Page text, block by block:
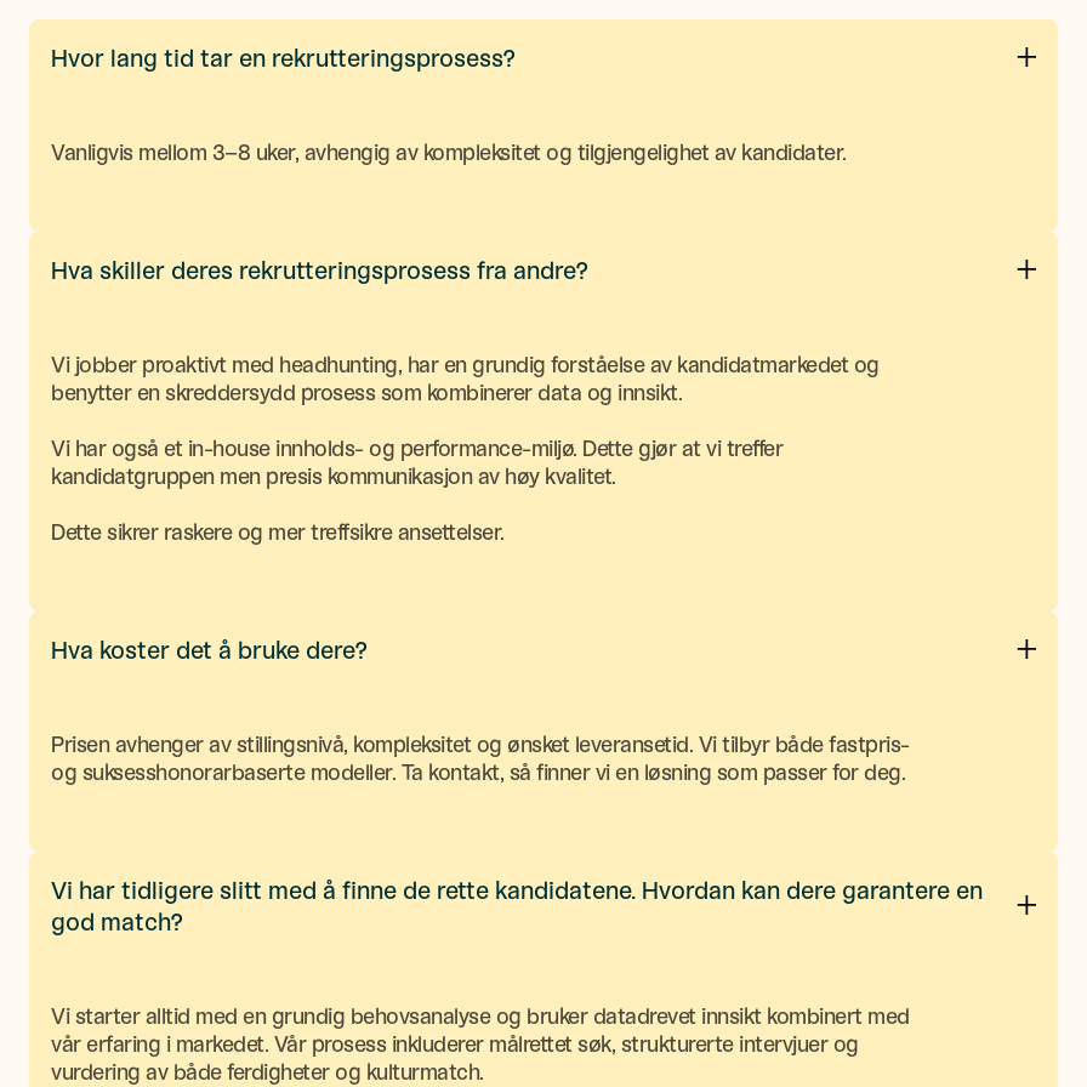
Hvor lang tid tar en rekrutteringsprosess?
Vanligvis mellom 3–8 uker, avhengig av kompleksitet og tilgjengelighet av kandidater.
Hva skiller deres rekrutteringsprosess fra andre?
Vi jobber proaktivt med headhunting, har en grundig forståelse av kandidatmarkedet og
benytter en skreddersydd prosess som kombinerer data og innsikt.
Vi har også et in-house innholds- og performance-miljø. Dette gjør at vi treffer
kandidatgruppen men presis kommunikasjon av høy kvalitet.
Dette sikrer raskere og mer treffsikre ansettelser.
Hva koster det å bruke dere?
Prisen avhenger av stillingsnivå, kompleksitet og ønsket leveransetid. Vi tilbyr både fastpris-
og suksesshonorarbaserte modeller. Ta kontakt, så finner vi en løsning som passer for deg.
Vi har tidligere slitt med å finne de rette kandidatene. Hvordan kan dere garantere en
god match?
Vi starter alltid med en grundig behovsanalyse og bruker datadrevet innsikt kombinert med
vår erfaring i markedet. Vår prosess inkluderer målrettet søk, strukturerte intervjuer og
vurdering av både ferdigheter og kulturmatch.